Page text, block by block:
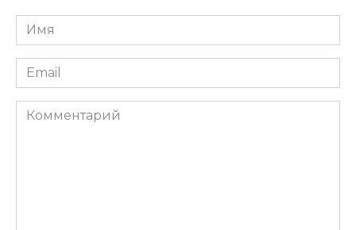
Имя
*
Email
*
Комментарий